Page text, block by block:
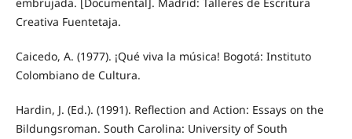
embrujada. [Documental]. Madrid: Talleres de Escritura
Creativa Fuentetaja.
Caicedo, A. (1977). ¡Qué viva la música! Bogotá: Instituto
Colombiano de Cultura.
Hardin, J. (Ed.). (1991). Reflection and Action: Essays on the
Bildungsroman. South Carolina: University of South